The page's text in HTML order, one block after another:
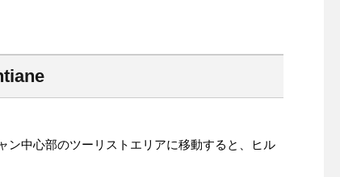
ン中心部のツーリストエリアに移動すると、ヒル